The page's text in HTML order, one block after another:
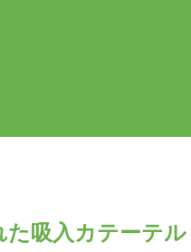
た吸入カテーテ